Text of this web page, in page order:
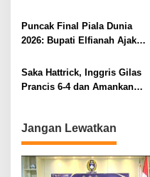
Penerima Bantuan
Puncak Final Piala Dunia
2026: Bupati Elfianah Ajak
Saka Hattrick, Inggris Gilas
Prancis 6-4 dan Amankan
Jangan Lewatkan